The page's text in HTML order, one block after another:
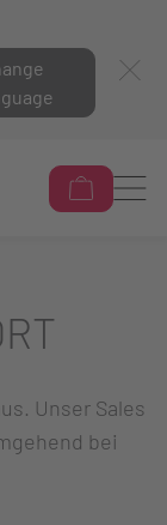
Unser Sales
bei